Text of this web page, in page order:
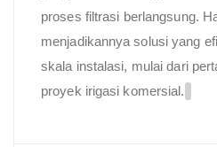
proses filtrasi berlangsung.
menjadikannya solusi yang
skala instalasi, mulai dari
proyek irigasi komersial.